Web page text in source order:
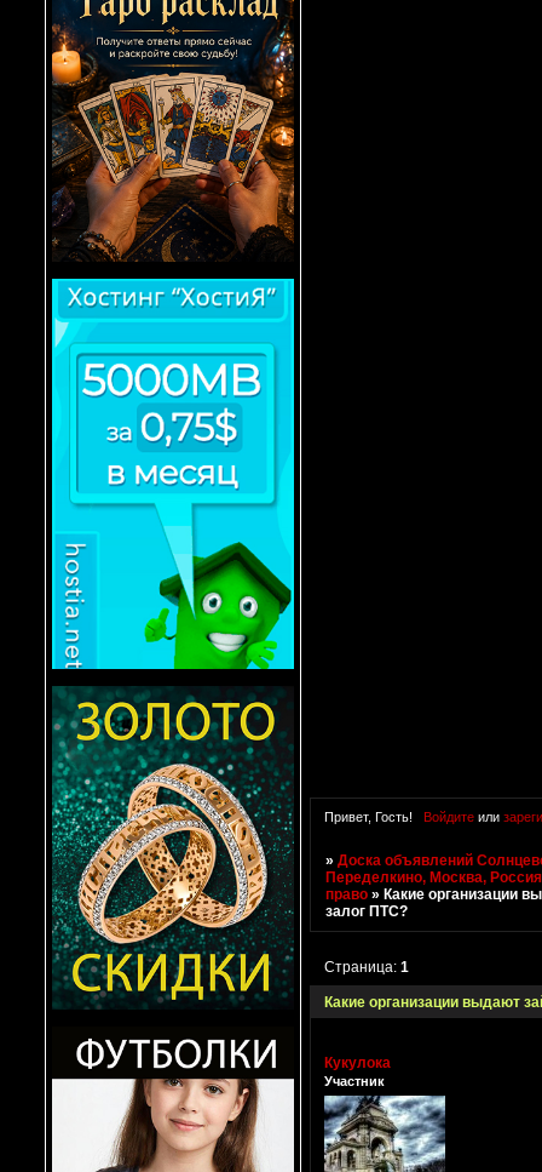
Привет, Гость! Войдитеили
»Доска объявлений
Переделкино, Москва, Россия
право »Какие организации
залог ПТС?
Какие организации выдают
Страница:1
Кукулока
Участник